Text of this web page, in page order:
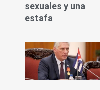
sexuales y una
estafa